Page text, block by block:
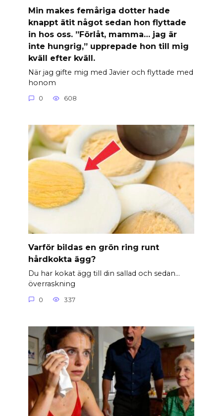
Min makes femåriga dotter hade
knappt ätit något sedan hon flyttade
in hos oss. ”Förlåt, mamma… jag är
inte hungrig,” upprepade hon till mig
kväll efter kväll.
När jag gifte mig med Javier och flyttade med
honom
0 608
Varför bildas en grön ring runt
hårdkokta ägg?
Du har kokat ägg till din sallad och sedan…
överraskning
0 337